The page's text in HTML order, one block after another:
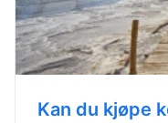
Kan du kjøpe